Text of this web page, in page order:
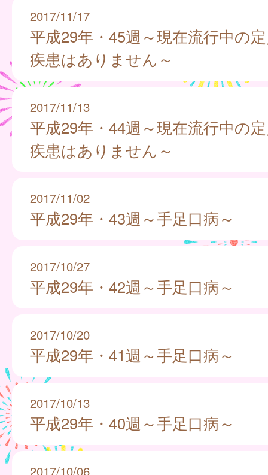
2017/11/17
平成29年・45週～現在流行中の
疾患はありません～
2017/11/13
平成29年・44週～現在流行中の
疾患はありません～
2017/11/02
平成29年・43週～手足口病～
2017/10/27
平成29年・42週～手足口病～
2017/10/20
平成29年・41週～手足口病～
2017/10/13
平成29年・40週～手足口病～
2017/10/06